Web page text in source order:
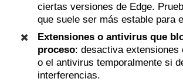
ciertas versiones de Edge.
que suele ser más estable para
Extensiones o antivirus que
proceso: desactiva extensiones
o el antivirus temporalmente si
interferencias.